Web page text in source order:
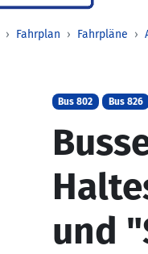
Fahrplan Fahrpläne
Bus 802 Bus 826
und